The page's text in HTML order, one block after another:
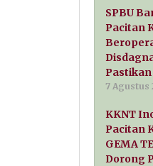
SPBU
Pacitan
7 Agustus
KKNT
Pacitan
GEMA
Dorong